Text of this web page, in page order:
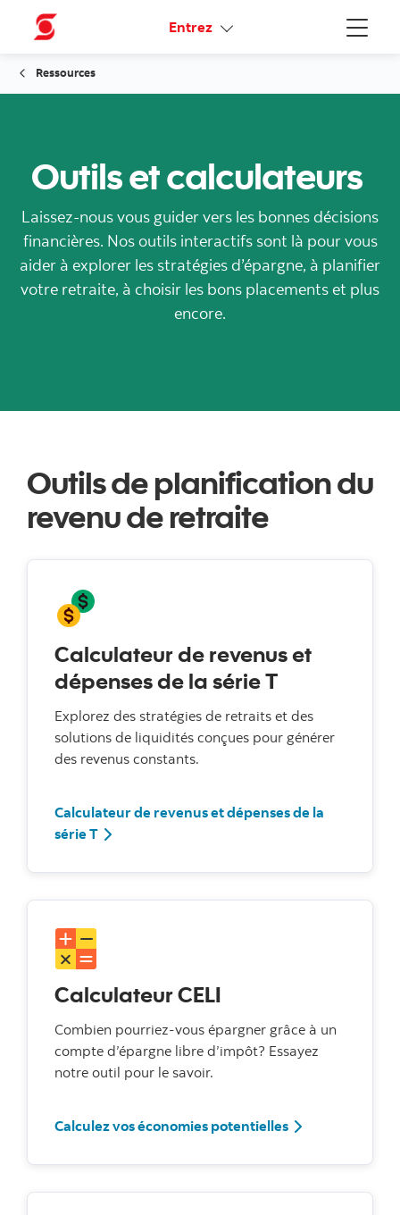
Menu
Entrez Liens connexes
Ressources
Outils et calculateurs
Laissez-nous vous guider vers les bonnes décisions
financières. Nos outils interactifs sont là pour vous
aider à explorer les stratégies d’épargne, à planifier
votre retraite, à choisir les bons placements et plus
encore.
Outils de planification du
revenu de retraite
Calculateur de revenus et
dépenses de la série T
Explorez des stratégies de retraits et des
solutions de liquidités conçues pour générer
des revenus constants.
Calculateur de revenus et dépenses de la
série T
Calculateur CELI
Combien pourriez-vous épargner grâce à un
compte d’épargne libre d’impôt? Essayez
notre outil pour le savoir.
Calculez vos économies potentielles